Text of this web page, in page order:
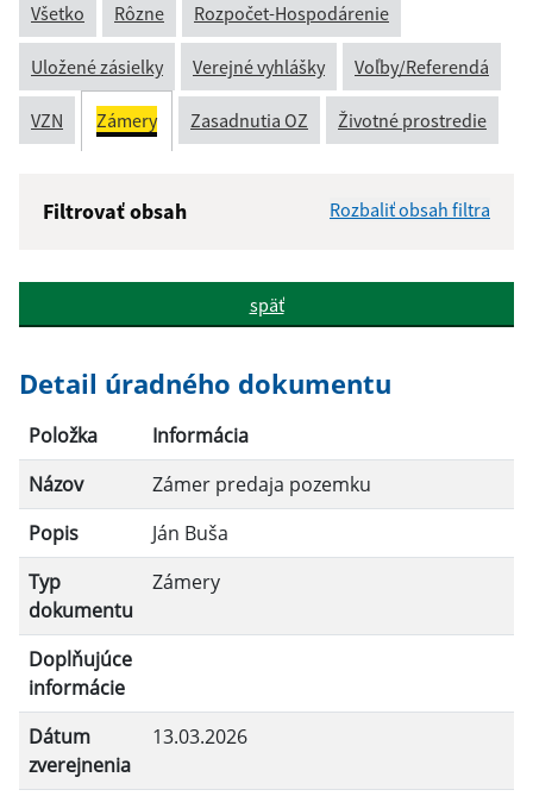
Všetko Rôzne Rozpočet-Hospodárenie
Uložené zásielky Verejné vyhlášky Voľby/Referendá
VZN Zámery Zasadnutia OZ Životné prostredie
Filtrovať obsah Rozbaliť obsah filtra
Popis:
Dátum zverejnenia do:
Filtrovať
späť
Detail úradného dokumentu
Položka
Informácia
Názov
Zámer predaja pozemku
Popis
Ján Buša
Typ
dokumentu
Zámery
Doplňujúce
informácie
Dátum
zverejnenia
13.03.2026